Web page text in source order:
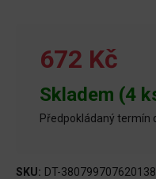
672 Kč
Skladem (4
Předpokládaný termín
SKU: DT-